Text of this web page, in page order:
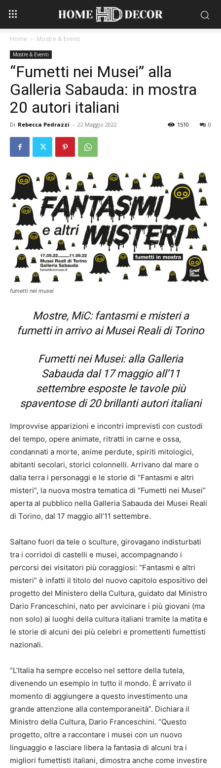
Home Mostre & Eventi
Mostre & Eventi
“Fumetti nei Musei” alla
Galleria Sabauda: in mostra
20 autori italiani
Di Rebecca Pedrazzi - 22 Maggio 2022 0
1510
fumetti nei musei
Mostre, MiC: fantasmi e misteri a
fumetti in arrivo ai Musei Reali di Torino
Fumetti nei Musei: alla Galleria
Sabauda dal 17 maggio all’11
settembre esposte le tavole più
spaventose di 20 brillanti autori italiani
Improvvise apparizioni e incontri imprevisti con custodi
del tempo, opere animate, ritratti in carne e ossa,
condannati a morte, anime perdute, spiriti mitologici,
abitanti secolari, storici colonnelli. Arrivano dal mare o
dalla terra i personaggi e le storie di “Fantasmi e altri
misteri”, la nuova mostra tematica di “Fumetti nei Musei”
aperta al pubblico nella Galleria Sabauda dei Musei Reali
di Torino, dal 17 maggio all’11 settembre.
Saltano fuori da tele o sculture, girovagano indisturbati
tra i corridoi di castelli e musei, accompagnando i
percorsi dei visitatori più coraggiosi: “Fantasmi e altri
misteri” è infatti il titolo del nuovo capitolo espositivo del
progetto del Ministero della Cultura, guidato dal Ministro
Dario Franceschini, nato per avvicinare i più giovani (ma
non solo) ai luoghi della cultura italiani tramite la matita e
le storie di alcuni dei più celebri e promettenti fumettisti
nazionali.
“L’Italia ha sempre eccelso nel settore della tutela,
divenendo un esempio in tutto il mondo. È arrivato il
momento di aggiungere a questo investimento una
grande attenzione alla contemporaneità”. Dichiara il
Ministro della Cultura, Dario Franceschini. “Questo
progetto, oltre a raccontare i musei con un nuovo
linguaggio e lasciare libera la fantasia di alcuni tra i
migliori fumettisti italiani, dimostra anche come investire